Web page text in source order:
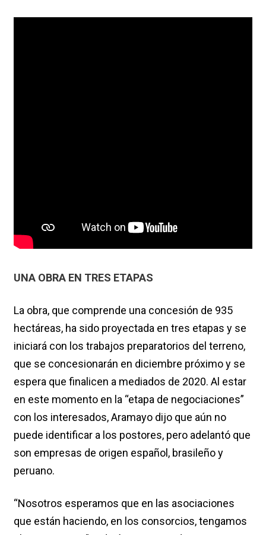
UNA OBRA EN TRES ETAPAS
La obra, que comprende una concesión de 935
hectáreas, ha sido proyectada en tres etapas y se
iniciará con los trabajos preparatorios del terreno,
que se concesionarán en diciembre próximo y se
espera que finalicen a mediados de 2020. Al estar
en este momento en la “etapa de negociaciones”
con los interesados, Aramayo dijo que aún no
puede identificar a los postores, pero adelantó que
son empresas de origen español, brasileño y
peruano.
“Nosotros esperamos que en las asociaciones
que están haciendo, en los consorcios, tengamos